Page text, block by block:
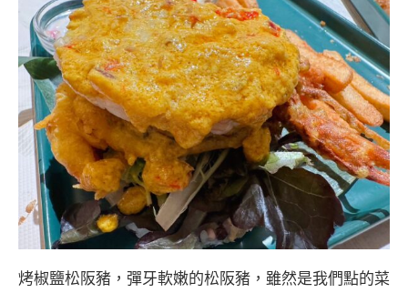
烤椒鹽松阪豬，彈牙軟嫩的松阪豬，雖然是我們點的菜